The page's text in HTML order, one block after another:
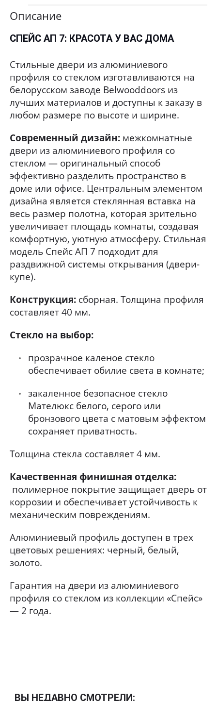
Описание
СПЕЙС АП 7: КРАСОТА У ВАС ДОМА
Стильные двери из алюминиевого
профиля со стеклом изготавливаются на
белорусском заводе Belwooddoors из
лучших материалов и доступны к заказу в
любом размере по высоте и ширине.
Современный дизайн: межкомнатные
двери из алюминиевого профиля со
стеклом — оригинальный способ
эффективно разделить пространство в
доме или офисе. Центральным элементом
дизайна является стеклянная вставка на
весь размер полотна, которая зрительно
увеличивает площадь комнаты, создавая
комфортную, уютную атмосферу. Стильная
модель Спейс АП 7 подходит для
раздвижной системы открывания (двери-
купе).
Конструкция: сборная. Толщина профиля
составляет 40 мм.
Стекло на выбор:
прозрачное каленое стекло
обеспечивает обилие света в комнате;
закаленное безопасное стекло
Мателюкс белого, серого или
бронзового цвета с матовым эффектом
сохраняет приватность.
Толщина стекла составляет 4 мм.
Качественная финишная отделка:
полимерное покрытие защищает дверь от
коррозии и обеспечивает устойчивость к
механическим повреждениям.
Алюминиевый профиль доступен в трех
цветовых решениях: черный, белый,
золото.
Гарантия на двери из алюминиевого
профиля со стеклом из коллекции «Спейс»
— 2 года.
ВЫ НЕДАВНО СМОТРЕЛИ: